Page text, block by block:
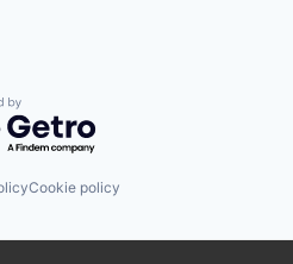
by Getro.com
Cookie policy